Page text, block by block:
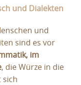
und Dialekten
und
sind es vor
im
, die Würze in die
sich